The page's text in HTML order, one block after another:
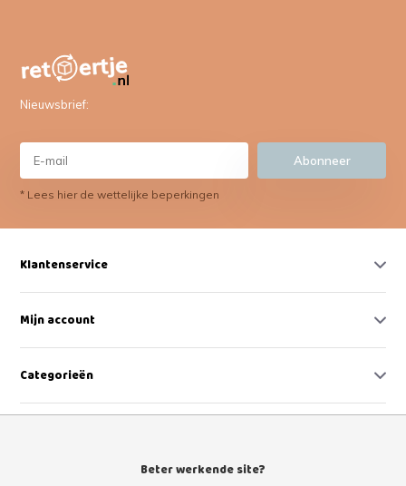
Nieuwsbrief:
Abonneer
* Lees hier de wettelijke beperkingen
Klantenservice
Mijn account
Categorieën
Beter werkende site?